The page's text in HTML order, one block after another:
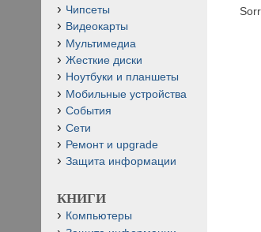
Чипсеты
Видеокарты
Мультимедиа
Жесткие диски
Ноутбуки и планшеты
Мобильные устройства
События
Сети
Ремонт и upgrade
Защита информации
КНИГИ
Компьютеры